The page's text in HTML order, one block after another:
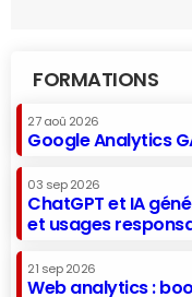
FORMATIONS
27 aoû 2026
Google Analytics
03 sep 2026
ChatGPT et IA
et usages
21 sep 2026
Web analytics :